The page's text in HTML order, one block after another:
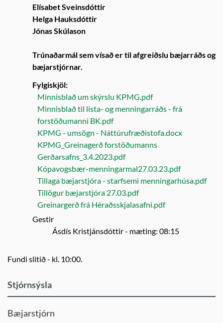
Elísabet Sveinsdóttir
Helga Hauksdóttir
Jónas Skúlason
Trúnaðarmál sem vísað er til afgreiðslu bæjarráðs og
bæjarstjórnar.
Fylgiskjöl:
Minnisblað um skýrslu KPMG.pdf
Minnisblað til lista- og menningarráðs - frá
forstöðumanni BK.pdf
KPMG - umsögn - Náttúrufræðistofa.docx
KPMG_Greinagerð forstöðumanns
Gerðarsafns_3.4.2023.pdf
Kópavogsbær-menningarmal27.03.23.pdf
Tillaga bæjarstjóra - starfsemi menningarhúsa.pdf
Tillögur bæjarstjóra 27.03.pdf
Greinargerð frá Héraðsskjalasafni.pdf
Gestir
Ásdís Kristjánsdóttir- mæting: 08:15
Fundi slitið - kl. 10:00.
Stjórnsýsla
Bæjarstjórn